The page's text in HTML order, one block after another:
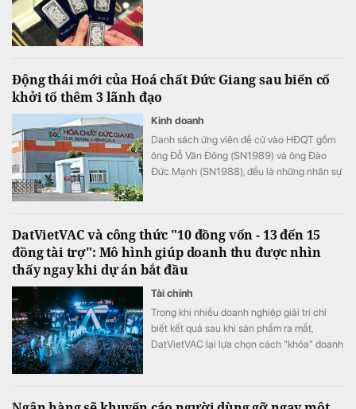
Động thái mới của Hoá chất Đức Giang sau biến cố
khởi tố thêm 3 lãnh đạo
Kinh doanh
Danh sách ứng viên đề cử vào HĐQT gồm
ông Đỗ Văn Đông (SN1989) và ông Đào
Đức Mạnh (SN1988), đều là những nhân sự
DatVietVAC và công thức "10 đồng vốn - 13 đến 15
đồng tài trợ": Mô hình giúp doanh thu được nhìn
thấy ngay khi dự án bắt đầu
Tài chính
Trong khi nhiều doanh nghiệp giải trí chỉ
biết kết quả sau khi sản phẩm ra mắt,
DatVietVAC lại lựa chọn cách "khóa" doanh